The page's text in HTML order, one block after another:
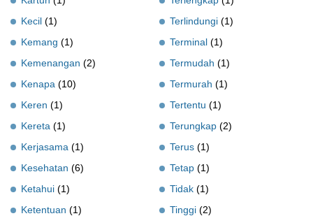
Kecil (1)
Kemang (1)
Kemenangan (2)
Kenapa (10)
Keren (1)
Kereta (1)
Kerjasama (1)
Kesehatan (6)
Ketahui (1)
Ketentuan (1)
Terlindungi (1)
Terminal (1)
Termudah (1)
Termurah (1)
Tertentu (1)
Terungkap (2)
Terus (1)
Tetap (1)
Tidak (1)
Tinggi (2)